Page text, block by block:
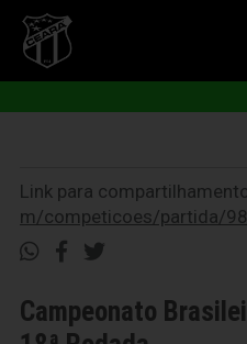
Link para
m/competicoes/partida/
Campeonato